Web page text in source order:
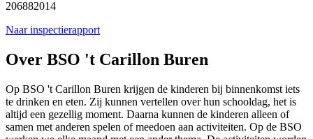
206882014
Naar inspectierapport
Over BSO 't Carillon Buren
Op BSO 't Carillon Buren krijgen de kinderen bij binnenkomst iets
te drinken en eten. Zij kunnen vertellen over hun schooldag, het is
altijd een gezellig moment. Daarna kunnen de kinderen alleen of
samen met anderen spelen of meedoen aan activiteiten. Op de BSO